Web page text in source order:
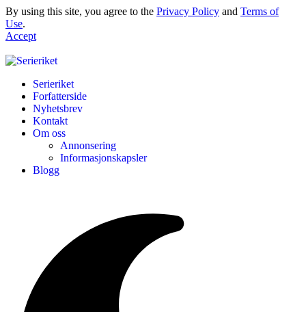
By using this site, you agree to the Privacy Policy and Terms of
Use.
Accept
Serieriket
Forfatterside
Nyhetsbrev
Kontakt
Om oss
Annonsering
Informasjonskapsler
Blogg